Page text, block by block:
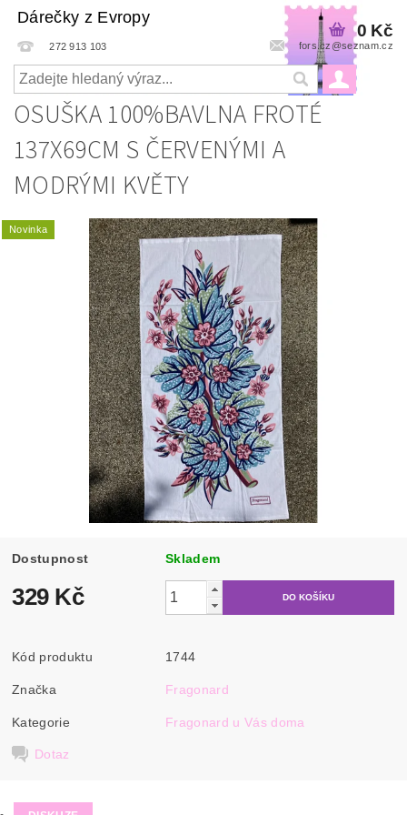
Dárečky z Evropy
272 913 103 fors.cz@seznam.cz
0 Kč
OSUŠKA 100%BAVLNA FROTÉ
137X69CM S ČERVENÝMI A
MODRÝMI KVĚTY
Novinka
Dostupnost Skladem
329 Kč
Kód produktu 1744
Značka Fragonard
Kategorie Fragonard u Vás doma
Dotaz